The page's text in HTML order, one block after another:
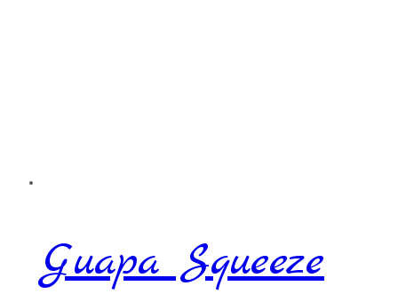
Guapa Squeeze